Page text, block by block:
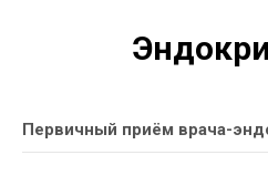
Первичный приём врача-